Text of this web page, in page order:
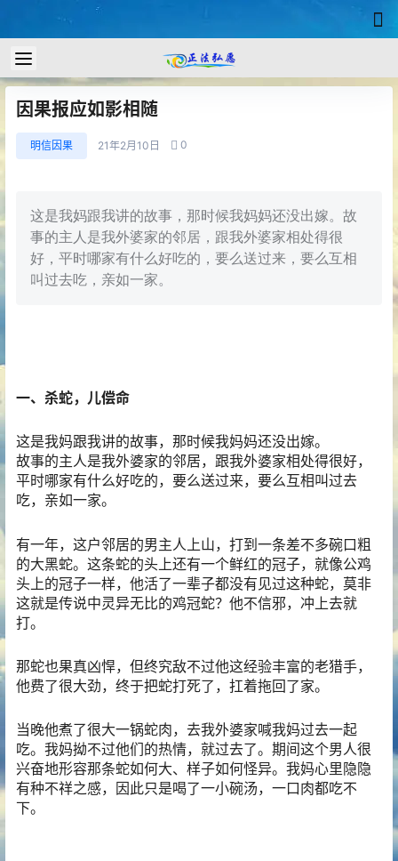
因果报应如影相随
明信因果 21年2月10日 0
这是我妈跟我讲的故事，那时候我妈妈还没出嫁。故
事的主人是我外婆家的邻居，跟我外婆家相处得很
好，平时哪家有什么好吃的，要么送过来，要么互相
叫过去吃，亲如一家。
一、杀蛇，儿偿命
这是我妈跟我讲的故事，那时候我妈妈还没出嫁。
故事的主人是我外婆家的邻居，跟我外婆家相处得很好，
平时哪家有什么好吃的，要么送过来，要么互相叫过去
吃，亲如一家。
有一年，这户邻居的男主人上山，打到一条差不多碗口粗
的大黑蛇。这条蛇的头上还有一个鲜红的冠子，就像公鸡
头上的冠子一样，他活了一辈子都没有见过这种蛇，莫非
这就是传说中灵异无比的鸡冠蛇？他不信邪，冲上去就
打。
那蛇也果真凶悍，但终究敌不过他这经验丰富的老猎手，
他费了很大劲，终于把蛇打死了，扛着拖回了家。
当晚他煮了很大一锅蛇肉，去我外婆家喊我妈过去一起
吃。我妈拗不过他们的热情，就过去了。期间这个男人很
兴奋地形容那条蛇如何大、样子如何怪异。我妈心里隐隐
有种不祥之感，因此只是喝了一小碗汤，一口肉都吃不
下。